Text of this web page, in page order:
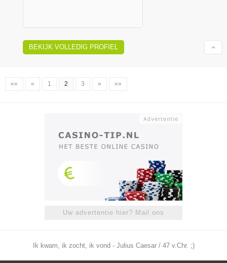
BEKIJK VOLLEDIG PROFIEL
«« « 1 2 3 » »»
Uw advertentie hier? Mail ons
Ik kwam, ik zocht, ik vond - Julius Caesar / 47 v.Chr. ;)